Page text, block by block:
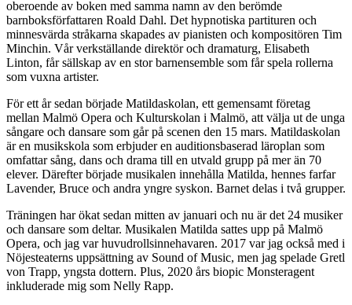
oberoende av boken med samma namn av den berömde
barnboksförfattaren Roald Dahl. Det hypnotiska partituren och
minnesvärda stråkarna skapades av pianisten och kompositören Tim
Minchin. Vår verkställande direktör och dramaturg, Elisabeth
Linton, får sällskap av en stor barnensemble som får spela rollerna
som vuxna artister.
För ett år sedan började Matildaskolan, ett gemensamt företag
mellan Malmö Opera och Kulturskolan i Malmö, att välja ut de unga
sångare och dansare som går på scenen den 15 mars. Matildaskolan
är en musikskola som erbjuder en auditionsbaserad läroplan som
omfattar sång, dans och drama till en utvald grupp på mer än 70
elever. Därefter började musikalen innehålla Matilda, hennes farfar
Lavender, Bruce och andra yngre syskon. Barnet delas i två grupper.
Träningen har ökat sedan mitten av januari och nu är det 24 musiker
och dansare som deltar. Musikalen Matilda sattes upp på Malmö
Opera, och jag var huvudrollsinnehavaren. 2017 var jag också med i
Nöjesteaterns uppsättning av Sound of Music, men jag spelade Gretl
von Trapp, yngsta dottern. Plus, 2020 års biopic Monsteragent
inkluderade mig som Nelly Rapp.